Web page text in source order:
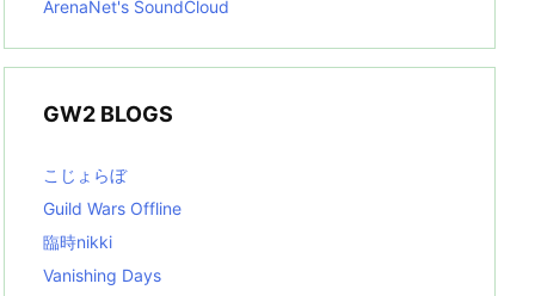
ArenaNet's SoundCloud
GW2 BLOGS
こじょらぼ
Guild Wars Offline
臨時nikki
Vanishing Days